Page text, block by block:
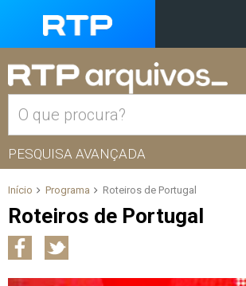
PESQUISA AVANÇADA
Início Programa Roteiros de Portugal
Roteiros de Portugal